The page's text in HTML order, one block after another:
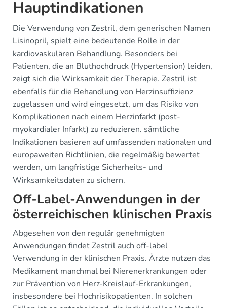
Hauptindikationen
Die Verwendung von Zestril, dem generischen Namen
Lisinopril, spielt eine bedeutende Rolle in der
kardiovaskulären Behandlung. Besonders bei
Patienten, die an Bluthochdruck (Hypertension) leiden,
zeigt sich die Wirksamkeit der Therapie. Zestril ist
ebenfalls für die Behandlung von Herzinsuffizienz
zugelassen und wird eingesetzt, um das Risiko von
Komplikationen nach einem Herzinfarkt (post-
myokardialer Infarkt) zu reduzieren. sämtliche
Indikationen basieren auf umfassenden nationalen und
europaweiten Richtlinien, die regelmäßig bewertet
werden, um langfristige Sicherheits- und
Wirksamkeitsdaten zu sichern.
Off-Label-Anwendungen in der
österreichischen klinischen Praxis
Abgesehen von den regulär genehmigten
Anwendungen findet Zestril auch off-label
Verwendung in der klinischen Praxis. Ärzte nutzen das
Medikament manchmal bei Nierenerkrankungen oder
zur Prävention von Herz-Kreislauf-Erkrankungen,
insbesondere bei Hochrisikopatienten. In solchen